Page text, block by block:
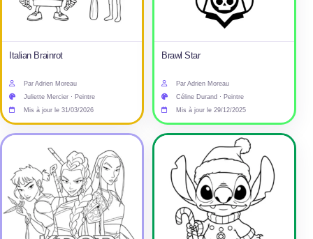
Italian Brainrot
Par Adrien Moreau
Juliette Mercier · Peintre
Mis à jour le 31/03/2026
Brawl Star
Par Adrien Moreau
Céline Durand · Peintre
Mis à jour le 29/12/2025